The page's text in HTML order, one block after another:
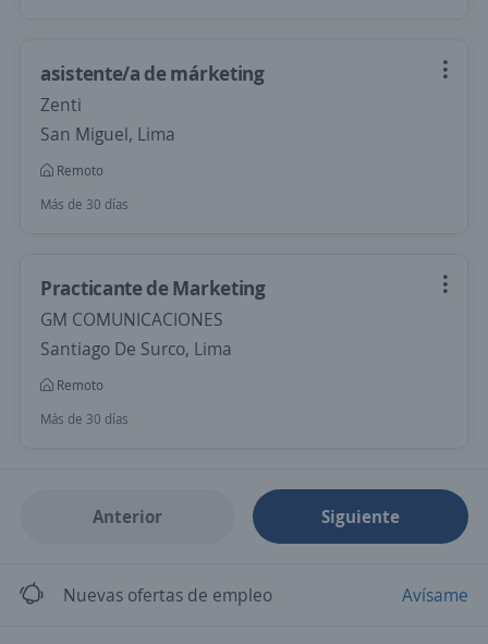
asistente/a de márketing
Zenti
San Miguel, Lima
Remoto
Más de 30 días
Practicante de Marketing
GM COMUNICACIONES
Santiago De Surco, Lima
Remoto
Más de 30 días
Anterior Siguiente
Nuevas ofertas de empleo Avísame